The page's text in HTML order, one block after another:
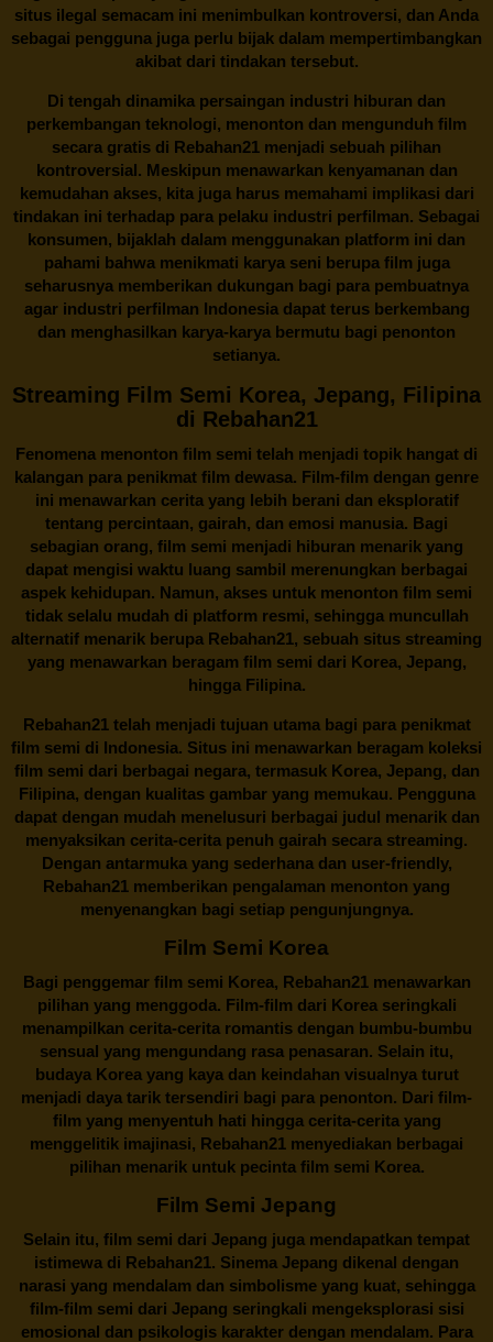
situs ilegal semacam ini menimbulkan kontroversi, dan Anda
sebagai pengguna juga perlu bijak dalam mempertimbangkan
akibat dari tindakan tersebut.
Di tengah dinamika persaingan industri hiburan dan
perkembangan teknologi, menonton dan mengunduh film
secara gratis di Rebahan21 menjadi sebuah pilihan
kontroversial. Meskipun menawarkan kenyamanan dan
kemudahan akses, kita juga harus memahami implikasi dari
tindakan ini terhadap para pelaku industri perfilman. Sebagai
konsumen, bijaklah dalam menggunakan platform ini dan
pahami bahwa menikmati karya seni berupa film juga
seharusnya memberikan dukungan bagi para pembuatnya
agar industri perfilman Indonesia dapat terus berkembang
dan menghasilkan karya-karya bermutu bagi penonton
setianya.
Streaming Film Semi Korea, Jepang, Filipina
di Rebahan21
Fenomena menonton film semi telah menjadi topik hangat di
kalangan para penikmat film dewasa. Film-film dengan genre
ini menawarkan cerita yang lebih berani dan eksploratif
tentang percintaan, gairah, dan emosi manusia. Bagi
sebagian orang, film semi menjadi hiburan menarik yang
dapat mengisi waktu luang sambil merenungkan berbagai
aspek kehidupan. Namun, akses untuk menonton film semi
tidak selalu mudah di platform resmi, sehingga muncullah
alternatif menarik berupa Rebahan21, sebuah situs streaming
yang menawarkan beragam film semi dari Korea, Jepang,
hingga Filipina.
Rebahan21telah menjadi tujuan utama bagi para penikmat
film semi di Indonesia. Situs ini menawarkan beragam koleksi
film semi dari berbagai negara, termasuk Korea, Jepang, dan
Filipina, dengan kualitas gambar yang memukau. Pengguna
dapat dengan mudah menelusuri berbagai judul menarik dan
menyaksikan cerita-cerita penuh gairah secara streaming.
Dengan antarmuka yang sederhana dan user-friendly,
Rebahan21 memberikan pengalaman menonton yang
menyenangkan bagi setiap pengunjungnya.
Film Semi Korea
Bagi penggemar film semi Korea, Rebahan21menawarkan
pilihan yang menggoda. Film-film dari Korea seringkali
menampilkan cerita-cerita romantis dengan bumbu-bumbu
sensual yang mengundang rasa penasaran. Selain itu,
budaya Korea yang kaya dan keindahan visualnya turut
menjadi daya tarik tersendiri bagi para penonton. Dari film-
film yang menyentuh hati hingga cerita-cerita yang
menggelitik imajinasi, Rebahan21 menyediakan berbagai
pilihan menarik untuk pecinta film semi Korea.
Film Semi Jepang
Selain itu, film semi dari Jepang juga mendapatkan tempat
istimewa di Rebahan21. Sinema Jepang dikenal dengan
narasi yang mendalam dan simbolisme yang kuat, sehingga
film-film semi dari Jepang seringkali mengeksplorasi sisi
emosional dan psikologis karakter dengan mendalam. Para